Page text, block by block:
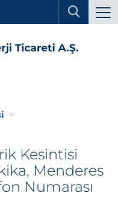
Kesintisi
Menderes
Numarası